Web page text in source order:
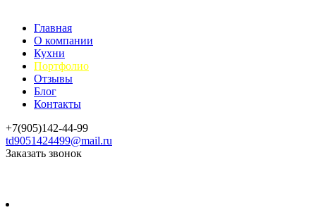
Главная
О компании
Кухни
Портфолио
Отзывы
Блог
Контакты
+7(905)142-44-99
td9051424499@mail.ru
Заказать звонок